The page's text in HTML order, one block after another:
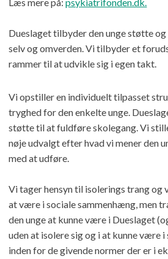
Læs mere på:psykiatrifonden.dk.​
Dueslaget tilbyder den unge støtte
selv og omverden. Vi tilbyder et
rammer til at udvikle sig i egen takt.
Vi opstiller en individuelt tilpasset
tryghed for den enkelte unge.
støtte til at fuldføre skolegang. Vi
nøje udvalgt efter hvad vi mener den
med at udføre.
Vi tager hensyn til isolerings trang og
at være i sociale sammenhæng, men
den unge at kunne være i Dueslaget
uden at isolere sig og i at kunne være
inden for de givende normer der er i